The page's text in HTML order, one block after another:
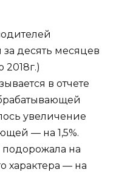
десять месяцев
2018г.)
в отчете
увеличение
— на 1,5%.
на
характера — на